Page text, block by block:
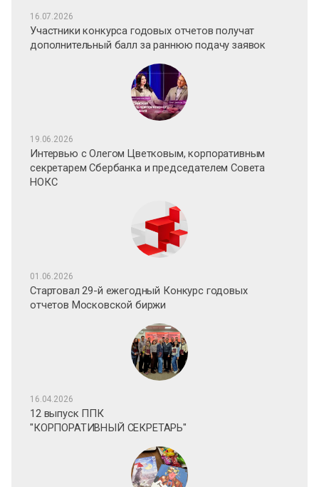
16.07.2026
Участники конкурса годовых отчетов получат
дополнительный балл за раннюю подачу заявок
19.06.2026
Интервью с Олегом Цветковым, корпоративным
секретарем Сбербанка и председателем Совета
НОКС
01.06.2026
Стартовал 29-й ежегодный Конкурс годовых
отчетов Московской биржи
16.04.2026
12 выпуск ППК
"КОРПОРАТИВНЫЙ СЕКРЕТАРЬ"